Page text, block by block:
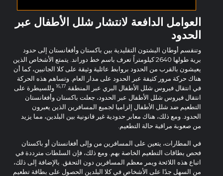
العوامل الدافعة لانتشار شلل الأطفال عبر
الحدود
وتنقسم أوطان البشتون التقليدية بين باكستان وأفغانستان إلى حدود
برية طولها 2640 كيلومتراً تعرف باسم خط دوراند. يتمتع الأشخاص الذين
يعيشون بالقرب من الحدود بروابط عائلية وثيقة على كلا الجانبين، كما أن
هناك حركة مرور كثيفة عبر الحدود على مدار العام. وتساهم هذه الحركة
في انتقال فيروس شلل الأطفال البري عبر المنطقة. 16,17 وللسيطرة على
انتقال فيروس شلل الأطفال عبر الحدود، جعلت باكستان وأفغانستان
التطعيم ضد شلل الأطفال إلزاميا لجميع المسافرين الذين يعبرون
الحدود. ومع ذلك، هناك معابر حدودية غير قانونية بين البلدين، مما يزيد
من صعوبة مراقبة حالة التطعيم.
في المطارات، يتعين على المسافرين من وإلى أفغانستان أو باكستان
فحص بطاقات التطعيم الخاصة بهم. ومع ذلك، فإن السلطات مترددة في
اتباع هذه اللائحة ويمر معظم المسافرين دون التحقق. بالإضافة إلى ذلك،
من السهل جدًا على الأشخاص في كلا البلدين الحصول على بطاقة تطعيم